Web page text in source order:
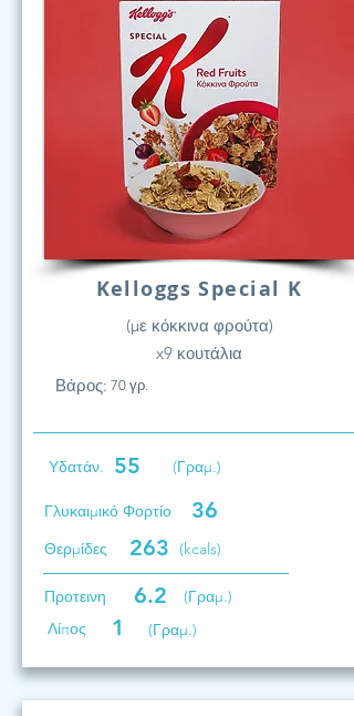
Kelloggs Special K
(με κόκκινα φρούτα)
x9 κουτάλια
Βάρος: 70 γρ.
Υδατάν. 55 (Γραμ.)
Γλυκαιμικό Φορτίο 36
Θερμίδες 263 (kcals)
Προτεινη 6.2
(Γραμ.)
Λίπος
1 (Γραμ.)